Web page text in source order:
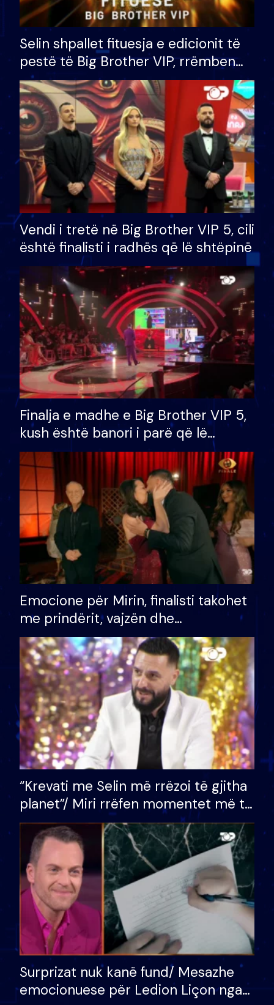
Selin shpallet fituesja e edicionit të
pestë të Big Brother VIP, rrëmben
çmimin e madh prej 100 mijë eurosh
Vendi i tretë në Big Brother VIP 5, cili
është finalisti i radhës që lë shtëpinë
Finalja e madhe e Big Brother VIP 5,
kush është banori i parë që lë
shtëpinë dhe humb mundësinë për
të fituar çmimin e madh
Emocione për Mirin, finalisti takohet
me prindërit, vajzën dhe
bashkëshorten: S’kemi ndonjë letër
divorci apo jo?
“Krevati me Selin më rrëzoi të gjitha
planet”/ Miri rrëfen momentet më të
bukura në shtëpinë e BB VIP: Do më
mungojë zilja e mëngjesit kur…
Surprizat nuk kanë fund/ Mesazhe
emocionuese për Ledion Liçon nga